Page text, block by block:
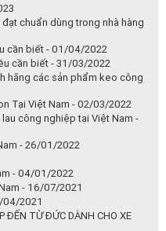
công nghiệp tại Việt Nam -
- 26/01/2022
- 04/01/2022
- 16/07/2021
2021
ĐẾN TỪ ĐỨC DÀNH CHO XE
Professional -
2019
MÀ PHẢI DÙNG GĂNG
2019
TẮM, HỒ BƠI HOẶC BỒN SPA -
VỚI SCIGRIP 3, SCIGRIP 4,